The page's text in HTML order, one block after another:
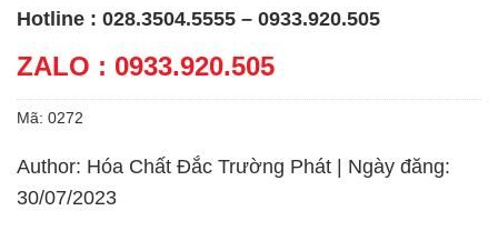
Hotline : 028.3504.5555 – 0933.920.505
ZALO : 0933.920.505
Mã: 0272
Author: Hóa Chất Đắc Trường Phát | Ngày đăng:
30/07/2023